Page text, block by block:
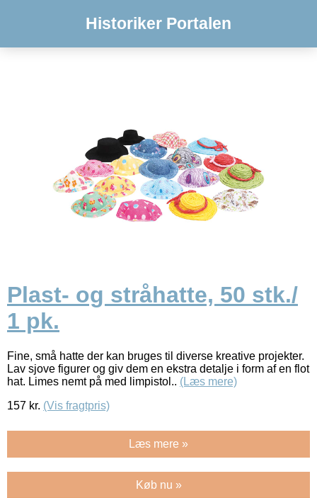
Historiker Portalen
Plast- og stråhatte, 50 stk./
1 pk.
Fine, små hatte der kan bruges til diverse kreative projekter.
Lav sjove figurer og giv dem en ekstra detalje i form af en flot
hat. Limes nemt på med limpistol.. (Læs mere)
157 kr. (Vis fragtpris)
Læs mere »
Køb nu »